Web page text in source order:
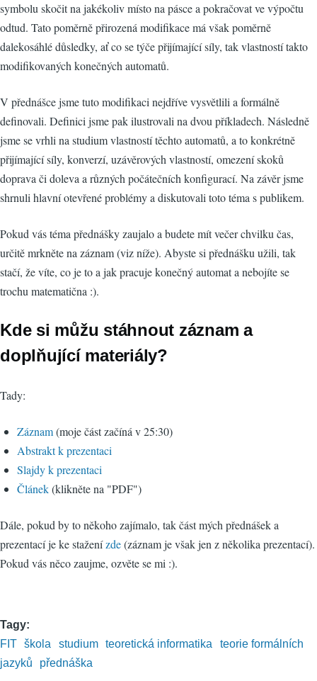
symbolu skočit na jakékoliv místo na pásce a pokračovat ve výpočtu
odtud. Tato poměrně přirozená modifikace má však poměrně
dalekosáhlé důsledky, ať co se týče přijímající síly, tak vlastností takto
modifikovaných konečných automatů.
V přednášce jsme tuto modifikaci nejdříve vysvětlili a formálně
definovali. Definici jsme pak ilustrovali na dvou příkladech. Následně
jsme se vrhli na studium vlastností těchto automatů, a to konkrétně
přijímající síly, konverzí, uzávěrových vlastností, omezení skoků
doprava či doleva a různých počátečních konfigurací. Na závěr jsme
shrnuli hlavní otevřené problémy a diskutovali toto téma s publikem.
Pokud vás téma přednášky zaujalo a budete mít večer chvilku čas,
určitě mrkněte na záznam (viz níže). Abyste si přednášku užili, tak
stačí, že víte, co je to a jak pracuje konečný automat a nebojíte se
trochu matematična :).
Kde si můžu stáhnout záznam a
doplňující materiály?
Tady:
Záznam(moje část začíná v 25:30)
Abstrakt k prezentaci
Slajdy k prezentaci
Článek(klikněte na "PDF")
Dále, pokud by to někoho zajímalo, tak část mých přednášek a
prezentací je ke staženízde(záznam je však jen z několika prezentací).
Pokud vás něco zaujme, ozvěte se mi :).
Tagy
FIT
škola studium teoretická informatika
teorie formálních
jazyků
přednáška